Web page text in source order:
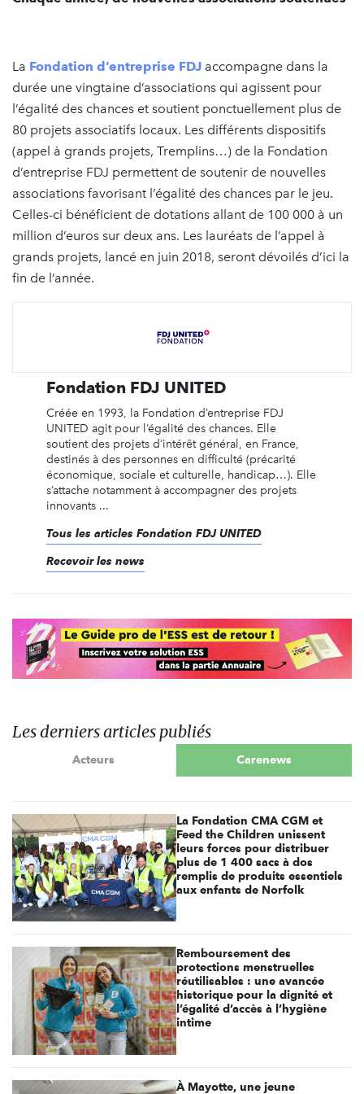
La Fondation d’entreprise FDJ accompagne dans la
durée une vingtaine d’associations qui agissent pour
l’égalité des chances et soutient ponctuellement plus de
80 projets associatifs locaux. Les différents dispositifs
(appel à grands projets, Tremplins…) de la Fondation
d’entreprise FDJ permettent de soutenir de nouvelles
associations favorisant l’égalité des chances par le jeu.
Celles-ci bénéficient de dotations allant de 100 000 à un
million d’euros sur deux ans. Les lauréats de l’appel à
grands projets, lancé en juin 2018, seront dévoilés d’ici la
fin de l’année.
Fondation FDJ UNITED
Créée en 1993, la Fondation d’entreprise FDJ
UNITED agit pour l’égalité des chances. Elle
soutient des projets d’intérêt général, en France,
destinés à des personnes en difficulté (précarité
économique, sociale et culturelle, handicap…). Elle
s’attache notamment à accompagner des projets
innovants ...
Tous les articles Fondation FDJ UNITED
Recevoir les news
Les derniers articles publiés
Acteurs Carenews
La Fondation CMA CGM et
Feed the Children unissent
leurs forces pour distribuer
plus de 1 400 sacs à dos
remplis de produits essentiels
aux enfants de Norfolk
Remboursement des
protections menstruelles
réutilisables : une avancée
historique pour la dignité et
l’égalité d’accès à l’hygiène
intime
À Mayotte, une jeune